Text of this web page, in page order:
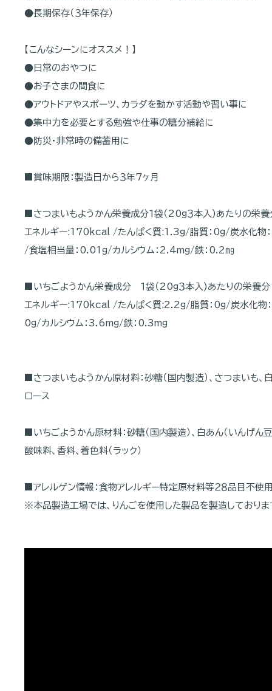
●長期保存（３年保存）
【こんなシーンにオススメ！】
●日常のおやつに
●お子さまの間食に
●アウトドアやスポーツ、カラダを動かす活動や習い事に
●集中力を必要とする勉強や仕事の糖分補給に
●防災・非常時の備蓄用に
■賞味期限：製造日から３年７ヶ月
■さつまいもようかん栄養成分１袋（20g３本入)あたりの栄養
エネルギー:170kcal /たんぱく質:1.3g/脂質：0g/炭水化物
/食塩相当量：0.01g/カルシウム：2.4mg/鉄：0.2㎎
■いちごようかん栄養成分 １袋（20g３本入)あたりの栄養分
エネルギー:170kcal /たんぱく質:2.2g/脂質：0g/炭水化物
0g/カルシウム：3.6mg/鉄：0.3mg
■さつまいもようかん原材料：砂糖（国内製造）、さつまいも、
ロース
■いちごようかん原材料：砂糖（国内製造）、白あん（いんげん
酸味料、香料、着色料（ラック）
■アレルゲン情報：食物アレルギー特定原材料等２８品目不使
※本品製造工場では、りんごを使用した製品を製造しておりま